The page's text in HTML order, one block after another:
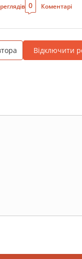
0 Коментарі
Відключити